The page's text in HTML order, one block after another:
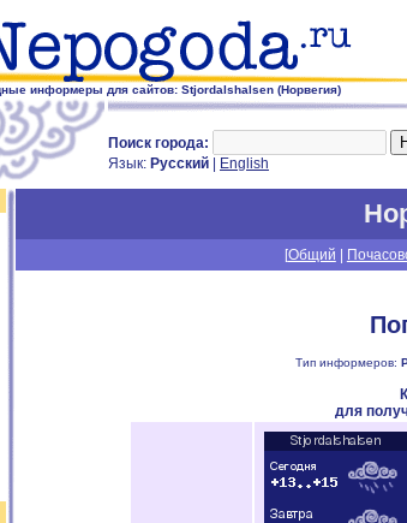
информеры для сайтов: Stjordalshalsen (Норвегия)
Поиск города:
Язык: Русский English
[Общий
Тип информеров:
для